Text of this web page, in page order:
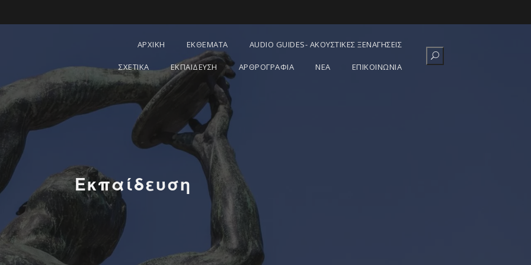
ΑΡΧΙΚΗ ΕΚΘΕΜΑΤΑ AUDIO GUIDES- ΑΚΟΥΣΤΙΚΈΣ ΞΕΝΑΓΉΣΕΙΣ
ΣΧΕΤΙΚΑ ΕΚΠΑΙΔΕΥΣΗ ΑΡΘΡΟΓΡΑΦΊΑ ΝΕΑ ΕΠΙΚΟΙΝΩΝΙΑ
Εκπαίδευση